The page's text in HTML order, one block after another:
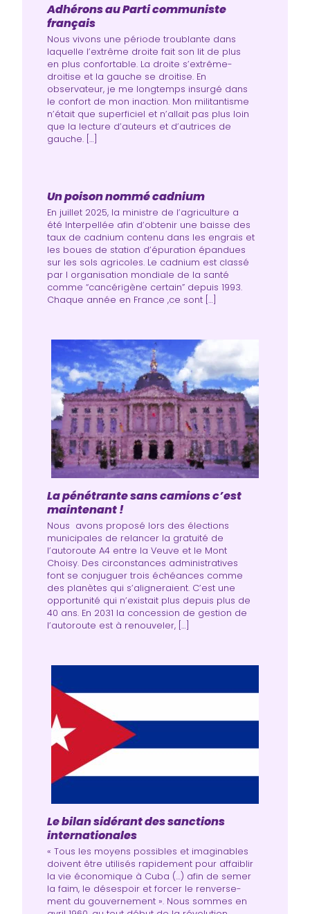
Adhérons au Parti communiste
français
Nous vivons une période troublante dans
laquelle l’extrême droite fait son lit de plus
en plus confortable. La droite s’extrême-
droitise et la gauche se droitise. En
observateur, je me longtemps insurgé dans
le confort de mon inaction. Mon militantisme
n’était que superficiel et n’allait pas plus loin
que la lecture d’auteurs et d’autrices de
gauche. […]
Un poison nommé cadnium
En juillet 2025, la ministre de l’agriculture a
été Interpellée afin d‘obtenir une baisse des
taux de cadnium contenu dans les engrais et
les boues de station d’épuration épandues
sur les sols agricoles. Le cadnium est classé
par l organisation mondiale de la santé
comme “cancérigène certain” depuis 1993.
Chaque année en France ,ce sont […]
La pénétrante sans camions c’est
maintenant !
Nous avons proposé lors des élections
municipales de relancer la gratuité de
l’autoroute A4 entre la Veuve et le Mont
Choisy. Des circonstances administratives
font se conjuguer trois échéances comme
des planètes qui s’aligneraient. C’est une
opportunité qui n’existait plus depuis plus de
40 ans. En 2031 la concession de gestion de
l’autoroute est à renouveler, […]
Le bilan sidérant des sanctions
internationales
« Tous les moyens pos­sibles et ima­gi­nables
doivent être uti­li­sés rapi­de­ment pour affai­blir
la vie éco­no­mique à Cuba (…) afin de semer
la faim, le déses­poir et for­cer le ren­ver­se­
ment du gou­ver­ne­ment ». Nous sommes en